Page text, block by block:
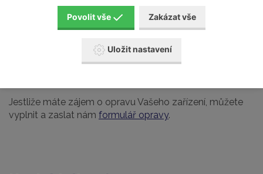
Naši servisní technici absolvují pravidelné školení u
výrobců, které na našem území zastupujeme.
Posunujeme tak naši servisní činnost a služby
Jestliže máte zájem o opravu Vašeho zařízení, můžete
vyplnit a zaslat nám formulář opravy.
Povolit vše Zakázat vše
Uložit nastavení